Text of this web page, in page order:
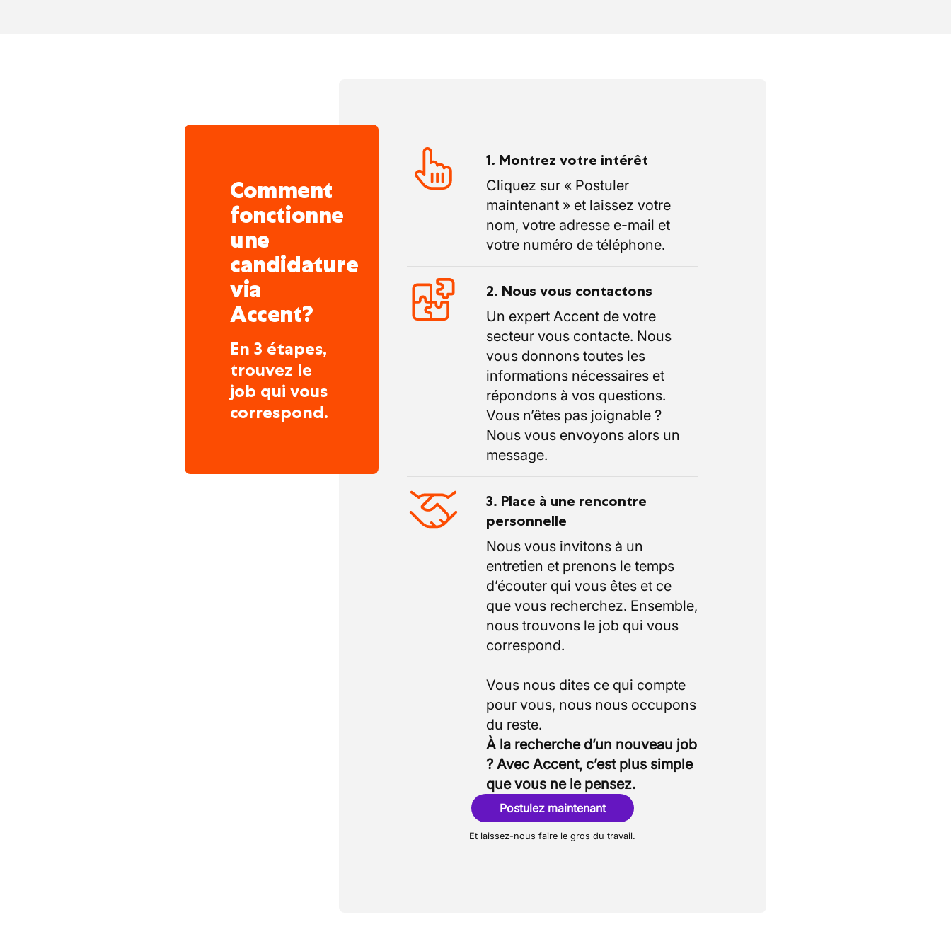
Comment
fonctionne
une
candidature
via
Accent?
En 3 étapes,
trouvez le
job qui vous
correspond.
1. Montrez votre intérêt
Cliquez sur « Postuler
maintenant » et laissez votre
nom, votre adresse e-mail et
votre numéro de téléphone.
2. Nous vous contactons
Un expert Accent de votre
secteur vous contacte. Nous
vous donnons toutes les
informations nécessaires et
répondons à vos questions.
Vous n’êtes pas joignable ?
Nous vous envoyons alors un
message.
3. Place à une rencontre
personnelle
Nous vous invitons à un
entretien et prenons le temps
d’écouter qui vous êtes et ce
que vous recherchez. Ensemble,
nous trouvons le job qui vous
correspond.
Vous nous dites ce qui compte
pour vous, nous nous occupons
À la recherche d’un nouveau job
? Avec Accent, c’est plus simple
que vous ne le pensez.
Postulez maintenant
Et laissez-nous faire le gros du travail.